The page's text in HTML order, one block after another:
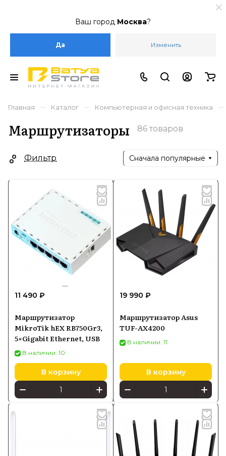
Ваш город Москва?
Да Изменить
Главная – Каталог – Компьютерная и офисная техника –
Маршрутизаторы 86 товаров
Фильтр Сначала популярные
11 490 ₽
Маршрутизатор
MikroTik hEX RB750Gr3,
5×Gigabit Ethernet, USB
В наличии: 10
В корзину
19 990 ₽
Маршрутизатор Asus
TUF-AX4200
В наличии: 11
В корзину